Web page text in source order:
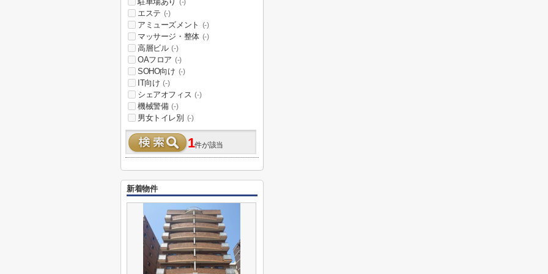
(-)
エステ (-)
アミューズメント (-)
マッサージ・整体 (-)
高層ビル (-)
OAフロア (-)
SOHO向け (-)
IT向け (-)
シェアオフィス (-)
機械警備 (-)
男女トイレ別 (-)
1件が該当
新着物件